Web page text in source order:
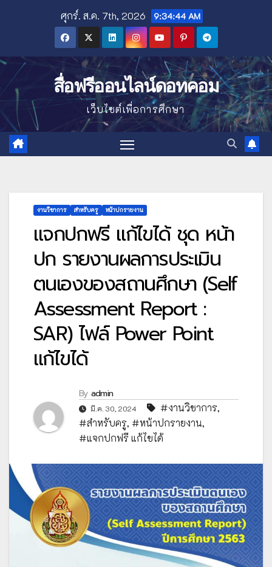
ศุกร์. ส.ค. 7th, 2026 9:34:45 AM
สื่อฟรีออนไลน์ดอทคอม
เว็บไซต์เพื่อการศึกษา
งานวิชาการ สำหรับครู หน้าปกรายงาน
แจกปกฟรี แก้ไขได้ ชุด หน้า
ปก รายงานผลการประเมิน
ตนเองของสถานศึกษา (Self
Assessment Report :
SAR) ไฟล์ Power Point
แก้ไขได้
By admin
มี.ค. 30, 2024 #งานวิชาการ,
#สำหรับครู, #หน้าปกรายงาน,
#แจกปกฟรี แก้ไขได้